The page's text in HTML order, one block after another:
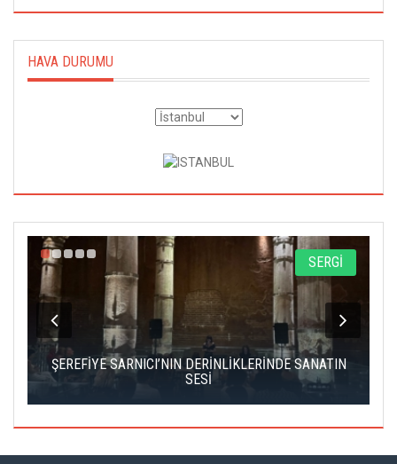
HAVA DURUMU
SERGİ
ŞEREFİYE SARNICI’NIN DERİNLİKLERİNDE SANATIN
SESİ